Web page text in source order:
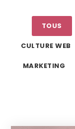
TOUS
CULTURE WEB
MARKETING